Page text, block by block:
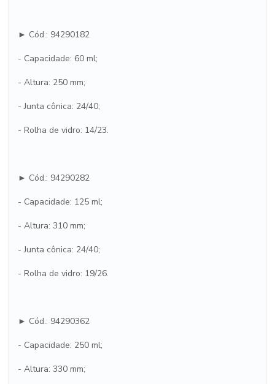
► Cód.: 94290182
- Capacidade: 60 ml;
- Altura: 250 mm;
- Junta cônica: 24/40;
- Rolha de vidro: 14/23.
► Cód.: 94290282
- Capacidade: 125 ml;
- Altura: 310 mm;
- Junta cônica: 24/40;
- Rolha de vidro: 19/26.
► Cód.: 94290362
- Capacidade: 250 ml;
- Altura: 330 mm;